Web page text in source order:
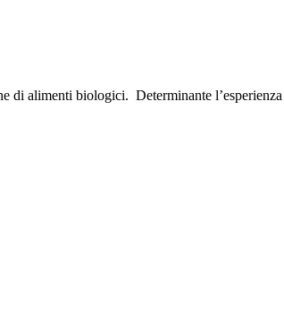
di alimenti biologici. Determinante